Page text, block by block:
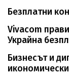
Безплатни
Vivacom
Украйна
Бизнесът и